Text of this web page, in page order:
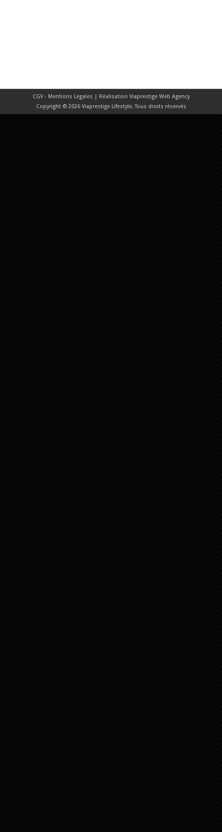
CGV - Mentions Légales | Réalisation Viaprestige Web Agency
Copyright © 2026 Viaprestige Lifestyle, Tous droits réservés